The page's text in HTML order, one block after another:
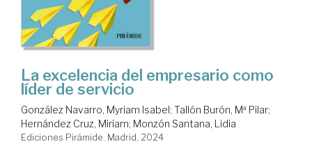
La excelencia del empresario como
líder de servicio
González Navarro, Myriam Isabel; Tallón Burón, Mª Pilar;
Hernández Cruz, Miriam; Monzón Santana, Lidia
Ediciones Pirámide. Madrid, 2024